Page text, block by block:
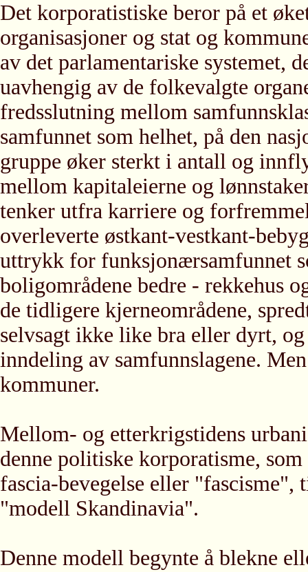
Det korporatistiske beror på et
organisasjoner og stat og
av det parlamentariske systemet,
uavhengig av de folkevalgte
fredsslutning mellom
samfunnet som helhet, på den
gruppe øker sterkt i antall og
mellom kapitaleierne og
tenker utfra karriere og
overleverte østkant-vestkant-
uttrykk for funksjonærsamfunnet
boligområdene bedre - rekkehus
de tidligere kjerneområdene,
selvsagt ikke like bra eller dyrt,
inndeling av samfunnslagene.
kommuner.
Mellom- og etterkrigstidens
denne politiske korporatisme,
fascia-bevegelse eller
"modell Skandinavia".
Denne modell begynte å blekne